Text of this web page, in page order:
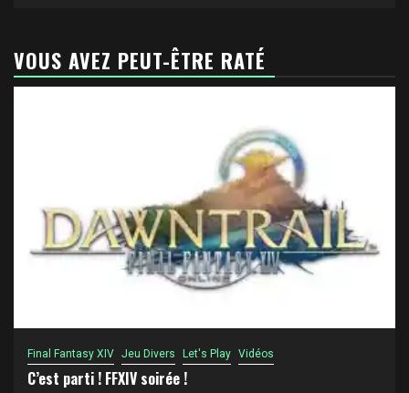
VOUS AVEZ PEUT-ÊTRE RATÉ
Final Fantasy XIV Jeu Divers Let's Play Vidéos
C’est parti ! FFXIV soirée !